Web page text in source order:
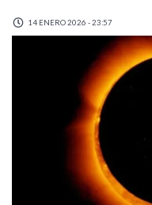
14 ENERO 2026 - 23:57